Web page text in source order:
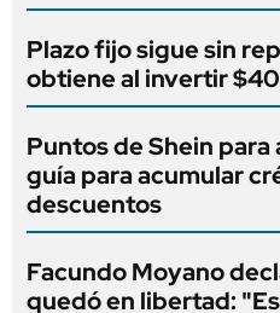
Plazo fijo sigue sin
obtiene al invertir
Puntos de Shein para
guía para acumular
descuentos
Facundo Moyano
quedó en libertad: